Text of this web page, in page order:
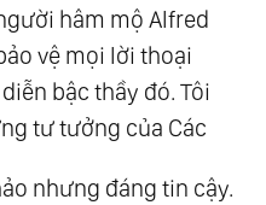
hâm mộ Alfred
vệ mọi lời thoại
bậc thầy đó. Tôi
tư tưởng của Các
nhưng đáng tin cậy.